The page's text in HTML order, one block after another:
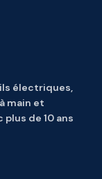
électriques,
main et
de 10 ans